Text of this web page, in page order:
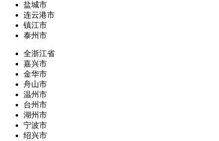
盐城市
连云港市
镇江市
泰州市
全浙江省
嘉兴市
金华市
舟山市
温州市
台州市
湖州市
宁波市
绍兴市